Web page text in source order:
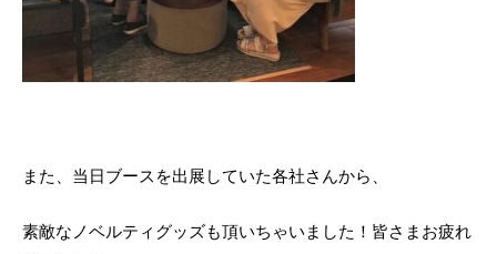
また、当日ブースを出展していた各社さんから、
素敵なノベルティグッズも頂いちゃいました！皆さまお疲れ